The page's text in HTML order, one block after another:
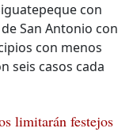
con
San Antonio con
con menos
seis casos cada
limitarán festejos